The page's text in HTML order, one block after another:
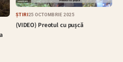
ȘTIRI25 OCTOMBRIE 2025
(VIDEO) Preotul cu pușcă